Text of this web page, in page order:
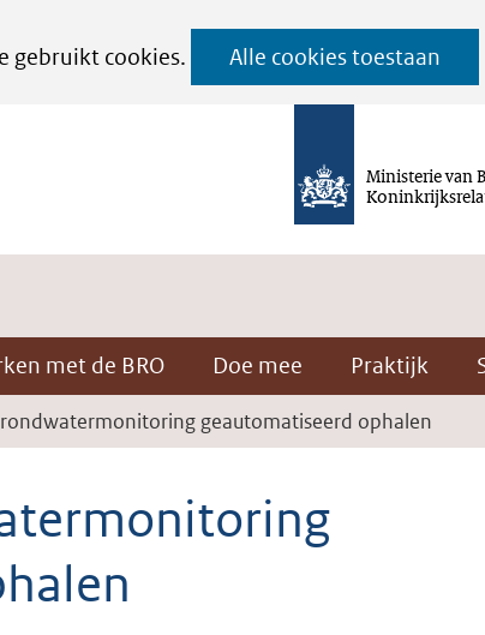
gebruikt cookies.
Alle cookies toestaan
Ga
naar
de
Ministerie van
met de BRO Doe mee Praktijk
geautomatiseerd ophalen